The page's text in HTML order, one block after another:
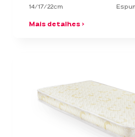
14/17/22cm
Mais detalhes >